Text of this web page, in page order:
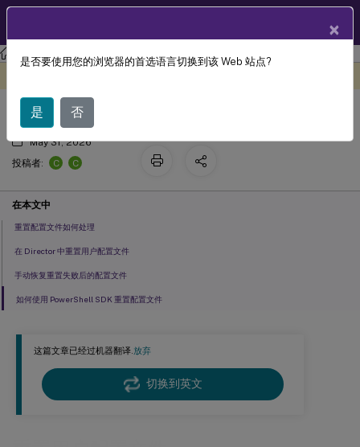
Citrix Virtual Apps and Desktops 7 2402 LTSR Director
这篇文章已经过机器翻译.放弃
切换到英文
重置用户配置文件
May 31, 2026
投稿者:
C C
在本文中
重置配置文件如何处理
在 Director 中重置用户配置文件
手动恢复重置失败后的配置文件
如何使用 PowerShell SDK 重置配置文件
×
是否要使用您的浏览器的首选语言切换到该 Web 站点?
是 否